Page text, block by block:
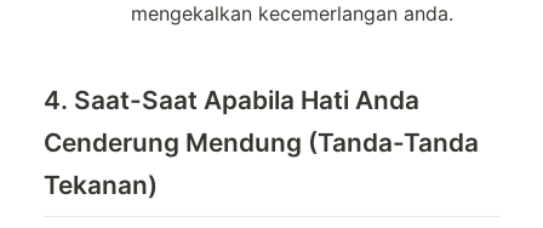
mengekalkan kecemerlangan anda.
4. Saat-Saat Apabila Hati Anda
Cenderung Mendung (Tanda-Tanda
Tekanan)